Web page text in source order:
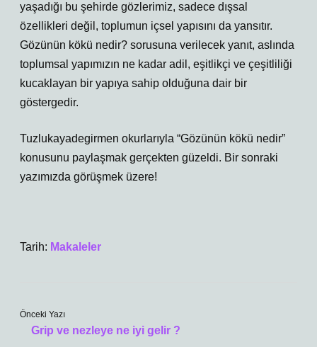
yaşadığı bu şehirde gözlerimiz, sadece dışsal
özellikleri değil, toplumun içsel yapısını da yansıtır.
Gözünün kökü nedir? sorusuna verilecek yanıt, aslında
toplumsal yapımızın ne kadar adil, eşitlikçi ve çeşitliliği
kucaklayan bir yapıya sahip olduğuna dair bir
göstergedir.
Tuzlukayadegirmen okurlarıyla “Gözünün kökü nedir”
konusunu paylaşmak gerçekten güzeldi. Bir sonraki
yazımızda görüşmek üzere!
Tarih: Makaleler
Önceki Yazı
Grip ve nezleye ne iyi gelir ?